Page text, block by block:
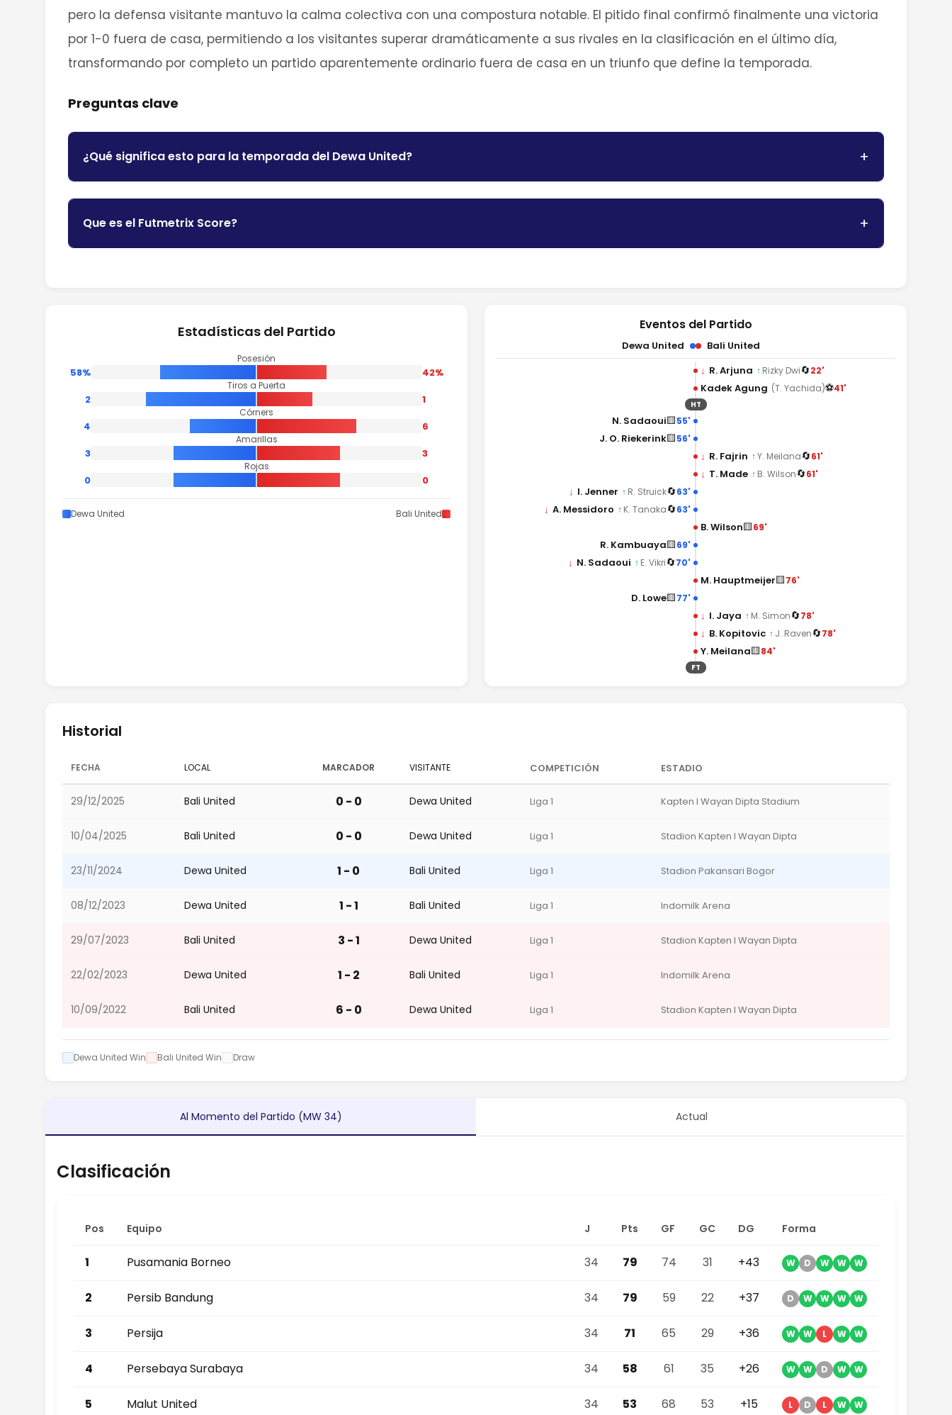
pero la defensa visitante mantuvo la calma colectiva con una compostura notable. El pitido final confirmó finalmente una victoria
por 1-0 fuera de casa, permitiendo a los visitantes superar dramáticamente a sus rivales en la clasificación en el último día,
transformando por completo un partido aparentemente ordinario fuera de casa en un triunfo que define la temporada.
Preguntas clave
¿Qué significa esto para la temporada del Dewa United?
Que es el Futmetrix Score?
Estadísticas del Partido
Posesión
58% 42%
Tiros a Puerta
2 1
Córners
4 6
Amarillas
3 3
Rojas
0 0
Dewa United Bali United
Eventos del Partido
Dewa United
Bali United
↓ R. Arjuna ↑ Rizky Dwi🔄22'
Kadek Agung (T. Yachida)⚽41'
HT
55'
🟨
N. Sadaoui
56'
🟨
J. O. Riekerink
↓ R. Fajrin ↑Y. Meilana🔄61'
↓ T. Made ↑ B. Wilson🔄61'
63'
🔄
↓ I. Jenner ↑ R. Struick
63'
🔄
↓ A. Messidoro ↑ K. Tanaka
B. Wilson🟨69'
69'
🟨
R. Kambuaya
70'
🔄
↓ N. Sadaoui ↑ E. Vikri
M. Hauptmeijer🟨76'
77'
🟨
D. Lowe
↓ I. Jaya ↑ M. Simon🔄78'
↓ B. Kopitovic ↑ J. Raven🔄78'
Y. Meilana🟨84'
FT
Historial
FECHA LOCAL MARCADOR VISITANTE COMPETICIÓN ESTADIO
29/12/2025 Bali United 0 - 0 Dewa United Liga 1 Kapten I Wayan Dipta Stadium
10/04/2025 Bali United 0 - 0 Dewa United Liga 1 Stadion Kapten I Wayan Dipta
23/11/2024 Dewa United 1 - 0 Bali United Liga 1 Stadion Pakansari Bogor
08/12/2023 Dewa United 1 - 1 Bali United Liga 1 Indomilk Arena
29/07/2023 Bali United 3 - 1 Dewa United Liga 1 Stadion Kapten I Wayan Dipta
22/02/2023 Dewa United 1 - 2 Bali United Liga 1 Indomilk Arena
10/09/2022 Bali United 6 - 0 Dewa United Liga 1 Stadion Kapten I Wayan Dipta
Dewa United Win Bali United Win Draw
Al Momento del Partido (MW 34) Actual
Clasificación
Pos Equipo J Pts GF GC DG Forma
1 Pusamania Borneo 34 79 74 31 +43 W D W W W
2 Persib Bandung 34 79 59 22 +37 D W W W W
3 Persija 34 71 65 29 +36 W W L W W
4 Persebaya Surabaya 34 58 61 35 +26 W W D W W
5 Malut United 34 53 68 53 +15 L D L W W